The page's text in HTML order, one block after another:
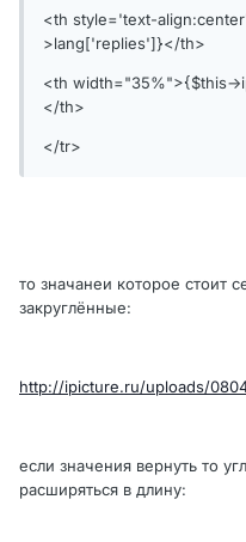
<th style='text-
>lang['replies']}</th>
<th width="35%">{$this-
</th>
</tr>
то значанеи которое стоит
закруглённые:
http://ipicture.ru/uploads/
если значения вернуть то
расширяться в длину: